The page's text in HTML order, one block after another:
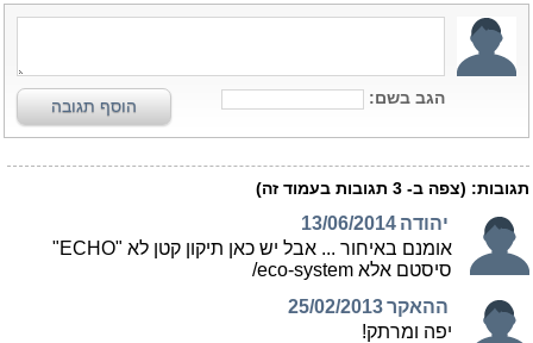
הגב בשם: הוסף תגובה
תגובות: (צפה ב- 3 תגובות בעמוד זה)
יהודה 13/06/2014
אומנם באיחור ... אבל יש כאן תיקון קטן לא "ECHO"
סיסטם אלא eco-system/
ההאקר25/02/2013
יפה ומרתק!